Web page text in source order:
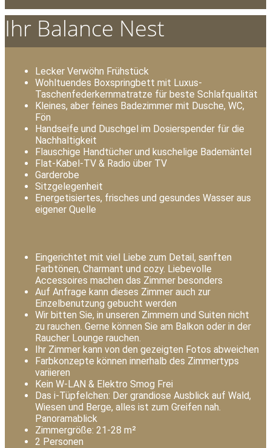
Ihr Balance Nest
Lecker Verwöhn Frühstück
Wohltuendes Boxspringbett mit Luxus-
Taschenfederkernmatratze für beste Schlafqualität
Kleines, aber feines Badezimmer mit Dusche, WC,
Fön
Handseife und Duschgel im Dosierspender für die
Nachhaltigkeit
Flauschige Handtücher und kuschelige Bademäntel
Flat-Kabel-TV & Radio über TV
Garderobe
Sitzgelegenheit
Energetisiertes, frisches und gesundes Wasser aus
eigener Quelle
Eingerichtet mit viel Liebe zum Detail, sanften
Farbtönen, Charmant und cozy. Liebevolle
Accessoires machen das Zimmer besonders
Auf Anfrage kann dieses Zimmer auch zur
Einzelbenutzung gebucht werden
Wir bitten Sie, in unseren Zimmern und Suiten nicht
zu rauchen. Gerne können Sie am Balkon oder in der
Raucher Lounge rauchen.
Ihr Zimmer kann von den gezeigten Fotos abweichen
Farbkonzepte können innerhalb des Zimmertyps
variieren
Kein W-LAN & Elektro Smog Frei
Das i-Tüpfelchen: Der grandiose Ausblick auf Wald,
Wiesen und Berge, alles ist zum Greifen nah.
Panoramablick
Zimmergröße: 21-28 m²
2 Personen